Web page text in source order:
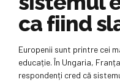
ca fiind
Europenii sunt printre cei
educație. În Ungaria,
respondenți cred că